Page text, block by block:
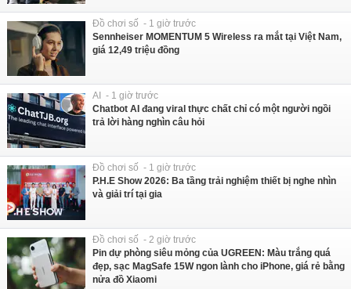
Đồ chơi số - 1 giờ trước
Sennheiser MOMENTUM 5 Wireless ra mắt tại Việt Nam,
giá 12,49 triệu đồng
AI - 1 giờ trước
Chatbot AI đang viral thực chất chỉ có một người ngồi
trả lời hàng nghìn câu hỏi
Đồ chơi số - 1 giờ trước
P.H.E Show 2026: Ba tầng trải nghiệm thiết bị nghe nhìn
và giải trí tại gia
Đồ chơi số - 2 giờ trước
Pin dự phòng siêu mỏng của UGREEN: Màu trắng quá
đẹp, sạc MagSafe 15W ngon lành cho iPhone, giá rẻ bằng
nửa đồ Xiaomi